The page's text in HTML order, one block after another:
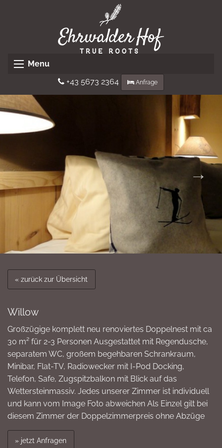
Menu
+43 5673 2364
Anfrage
« zurück zur Übersicht
Willow
Großzügige komplett neu renoviertes Doppelnest mit ca
30 m² für 2-3 Personen Ausgestattet mit Regendusche,
separatem WC, großem begehbaren Schrankraum,
Minibar, Flat-TV, Radiowecker mit I-Pod Docking,
Telefon, Safe, Zugspitzbalkon mit Blick auf das
Wettersteinmassiv. Jedes unserer Zimmer ist individuell
und kann vom Image Foto abweichen Als Einzel gilt bei
diesem Zimmer der Doppelzimmerpreis ohne Abzüge
» jetzt Anfragen